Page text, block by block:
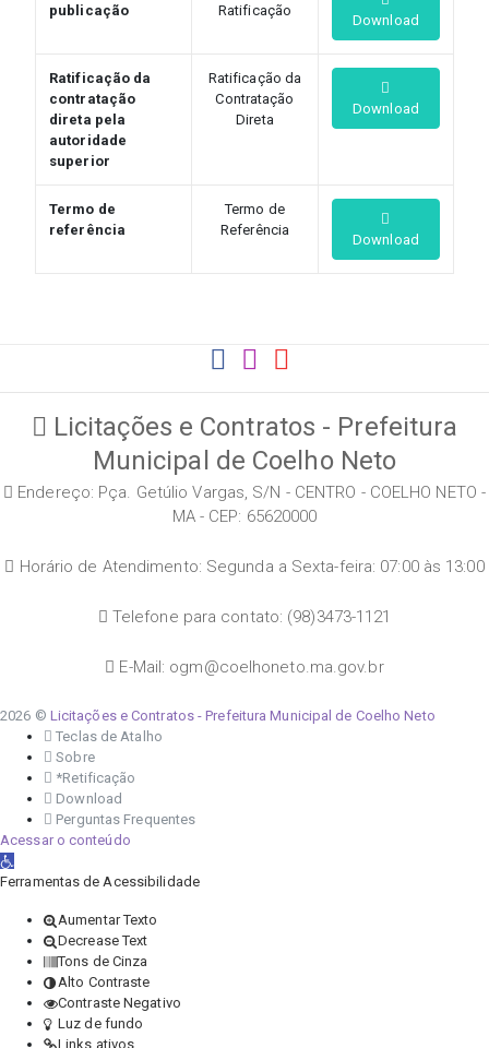
publicação
Ratificação
Download
Ratificação da
contratação
direta pela
autoridade
superior
Ratificação da
Contratação
Direta
Download
Termo de
referência
Termo de
Referência
Download
Licitações e Contratos - Prefeitura
Municipal de Coelho Neto
Endereço: Pça. Getúlio Vargas, S/N - CENTRO - COELHO NETO -
MA - CEP: 65620000
Horário de Atendimento: Segunda a Sexta-feira: 07:00 às 13:00
Telefone para contato: (98)3473-1121
E-Mail: ogm@coelhoneto.ma.gov.br
2026 © Licitações e Contratos - Prefeitura Municipal de Coelho Neto
Teclas de Atalho
Sobre
*Retificação
Download
Perguntas Frequentes
Acessar o conteúdo
Abrir a barra de ferramentas
Ferramentas de Acessibilidade
Aumentar Texto
Decrease Text
Tons de Cinza
Alto Contraste
Contraste Negativo
Luz de fundo
Links ativos